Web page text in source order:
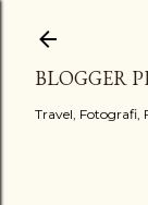
BLOGGER
Travel, Fotografi,